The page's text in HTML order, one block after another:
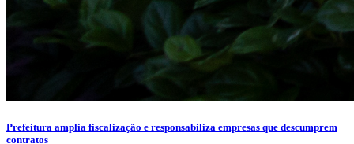
Prefeitura amplia fiscalização e responsabiliza empresas que descumprem
contratos